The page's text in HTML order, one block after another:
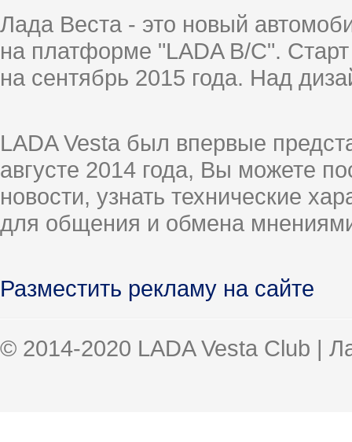
Лада Веста - это новый
на платформе "LADA B/C".
на сентябрь 2015 года. Над
LADA Vesta был впервые
августе 2014 года, Вы можете
новости, узнать технические
для общения и обмена
Разместить рекламу на сайте
© 2014-2020 LADA Vesta Club |